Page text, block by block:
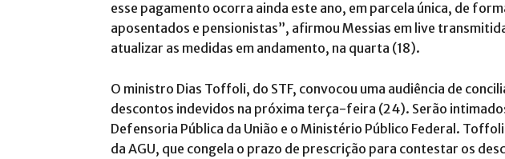
esse pagamento ocorra ainda este ano, em parcela única, de
aposentados e pensionistas”, afirmou Messias em live
atualizar as medidas em andamento, na quarta (18).
O ministro Dias Toffoli, do STF, convocou uma audiência de
descontos indevidos na próxima terça-feira (24). Serão intimados
Defensoria Pública da União e o Ministério Público Federal.
da AGU, que congela o prazo de prescrição para contestar os